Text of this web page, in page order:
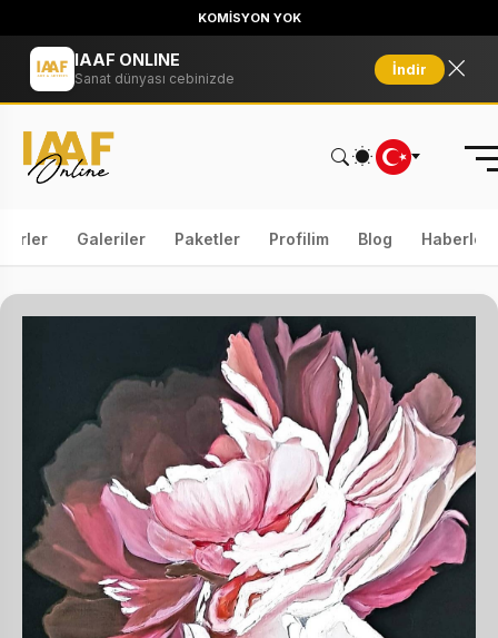
KOMİSYON YOK
IAAF ONLINE
Sanat dünyası cebinizde
İndir
Galeriler Paketler Profilim Blog Haberler